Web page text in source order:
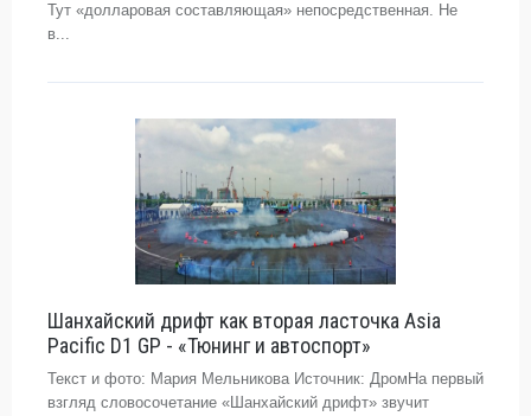
Тут «долларовая составляющая» непосредственная. Не
в...
Шанхайский дрифт как вторая ласточка Asia
Pacific D1 GP - «Тюнинг и автоспорт»
Текст и фото: Мария Мельникова Источник: ДромНа первый
взгляд словосочетание «Шанхайский дрифт» звучит